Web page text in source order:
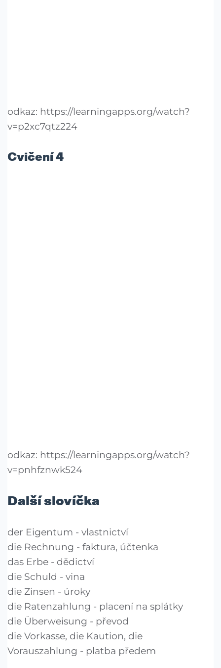
odkaz: https://learningapps.org/watch?
v=p2xc7qtz224
Cvičení 4
odkaz: https://learningapps.org/watch?
v=pnhfznwk524
Další slovíčka
der Eigentum - vlastnictví
die Rechnung - faktura, účtenka
das Erbe - dědictví
die Schuld - vina
die Zinsen - úroky
die Ratenzahlung - placení na splátky
die Überweisung - převod
die Vorkasse, die Kaution, die
Vorauszahlung - platba předem